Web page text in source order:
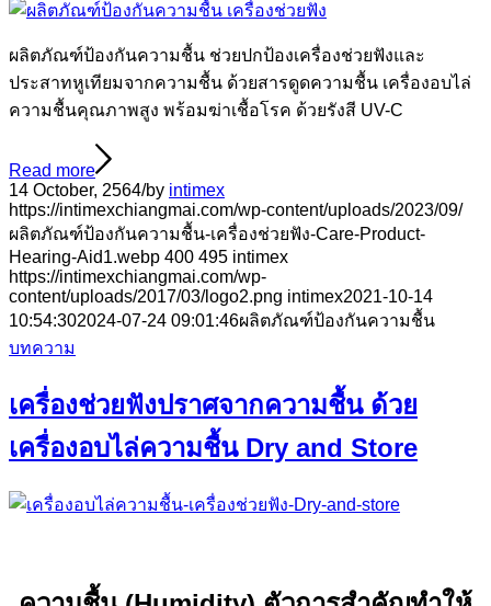
ผลิตภัณฑ์ป้องกันความชื้น ช่วยปกป้องเครื่องช่วยฟังและ
ประสาทหูเทียมจากความชื้น ด้วยสารดูดความชื้น เครื่องอบไล่
ความชื้นคุณภาพสูง พร้อมฆ่าเชื้อโรค ด้วยรังสี UV-C
Read more
14 October, 2564/by intimex
https://intimexchiangmai.com/wp-content/uploads/2023/09/
ผลิตภัณฑ์ป้องกันความชื้น-เครื่องช่วยฟัง-Care-Product-
Hearing-Aid1.webp 400 495 intimex
https://intimexchiangmai.com/wp-
content/uploads/2017/03/logo2.png intimex2021-10-14
10:54:302024-07-24 09:01:46ผลิตภัณฑ์ป้องกันความชื้น
บทความ
เครื่องช่วยฟังปราศจากความชื้น ด้วย
เครื่องอบไล่ความชื้น Dry and Store